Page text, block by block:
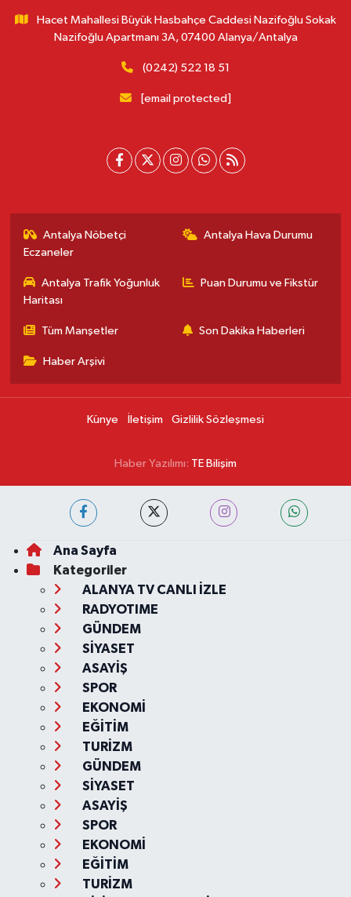
Hacet Mahallesi Büyük Hasbahçe Caddesi Nazifoğlu Sokak
Nazifoğlu Apartmanı 3A, 07400 Alanya/Antalya
(0242) 522 18 51
[email protected]
Antalya Nöbetçi
Eczaneler
Antalya Hava Durumu
Antalya Trafik Yoğunluk
Haritası
Puan Durumu ve Fikstür
Tüm Manşetler Son Dakika Haberleri
Haber Arşivi
Künye İletişim Gizlilik Sözleşmesi
Haber Yazılımı: TE Bilişim
Ana Sayfa
Kategoriler
ALANYA TV CANLI İZLE
RADYOTIME
GÜNDEM
SİYASET
ASAYİŞ
SPOR
EKONOMİ
EĞİTİM
TURİZM
GÜNDEM
SİYASET
ASAYİŞ
SPOR
EKONOMİ
EĞİTİM
TURİZM